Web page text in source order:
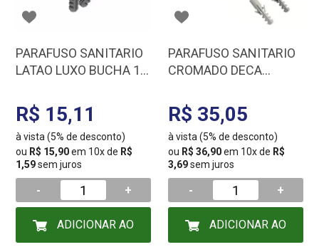
PARAFUSO SANITARIO
LATAO LUXO BUCHA 10
R$ 15,11
à vista (5% de desconto)
ou R$ 15,90em 10x de R$
1,59sem juros
- +
PARAFUSO SANITARIO
CROMADO DECA
R$ 35,05
à vista (5% de desconto)
ou R$ 36,90em 10x de R$
3,69sem juros
- +